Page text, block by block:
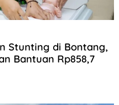
Stunting di Bontang,
Bantuan Rp858,7